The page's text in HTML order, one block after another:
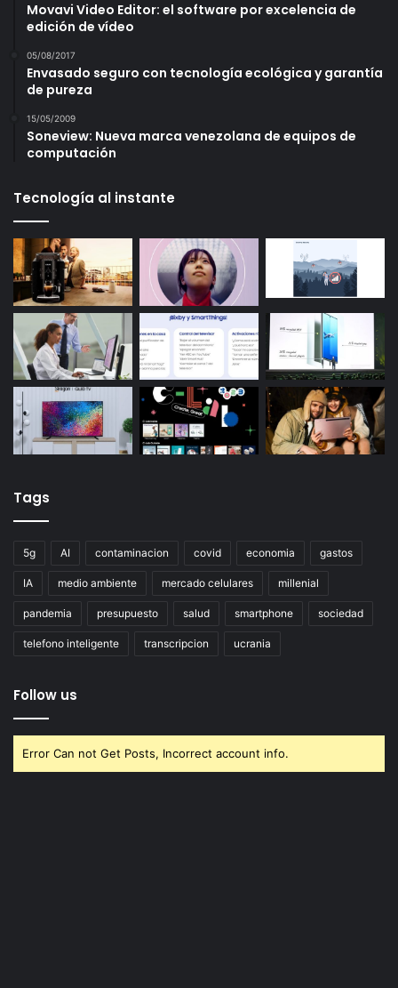
Movavi Video Editor: el software por excelencia de
edición de vídeo
05/08/2017
Envasado seguro con tecnología ecológica y garantía
de pureza
15/05/2009
Soneview: Nueva marca venezolana de equipos de
computación
Tecnología al instante
Tags
5g AI contaminacion covid economia gastos
IA medio ambiente mercado celulares millenial
pandemia presupuesto salud smartphone sociedad
telefono inteligente transcripcion ucrania
Follow us
Error Can not Get Posts, Incorrect account info.